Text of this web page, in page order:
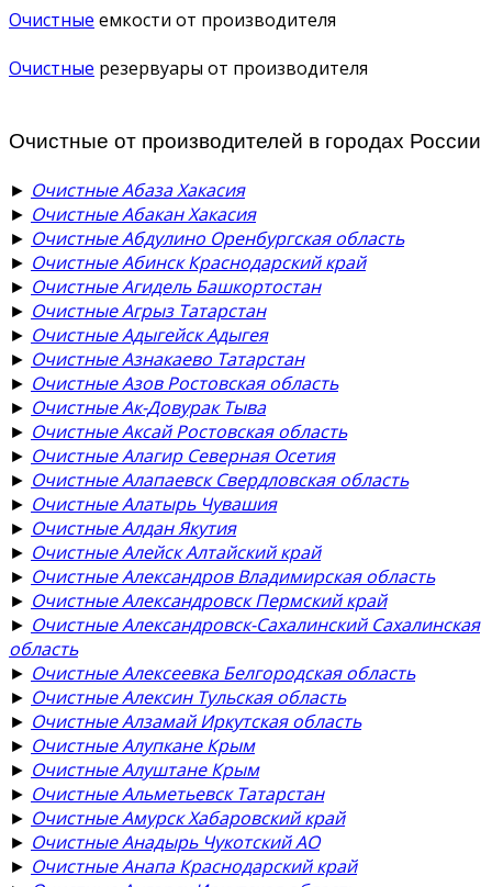
Очистные емкости от производителя
Очистные резервуары от производителя
Очистные от производителей в городах России
► Очистные Абаза Хакасия
► Очистные Абакан Хакасия
► Очистные Абдулино Оренбургская область
► Очистные Абинск Краснодарский край
► Очистные Агидель Башкортостан
► Очистные Агрыз Татарстан
► Очистные Адыгейск Адыгея
► Очистные Азнакаево Татарстан
► Очистные Азов Ростовская область
► Очистные Ак-Довурак Тыва
► Очистные Аксай Ростовская область
► Очистные Алагир Северная Осетия
► Очистные Алапаевск Свердловская область
► Очистные Алатырь Чувашия
► Очистные Алдан Якутия
► Очистные Алейск Алтайский край
► Очистные Александров Владимирская область
► Очистные Александровск Пермский край
► Очистные Александровск-Сахалинский Сахалинская
область
► Очистные Алексеевка Белгородская область
► Очистные Алексин Тульская область
► Очистные Алзамай Иркутская область
► Очистные Алупкане Крым
► Очистные Алуштане Крым
► Очистные Альметьевск Татарстан
► Очистные Амурск Хабаровский край
► Очистные Анадырь Чукотский АО
► Очистные Анапа Краснодарский край